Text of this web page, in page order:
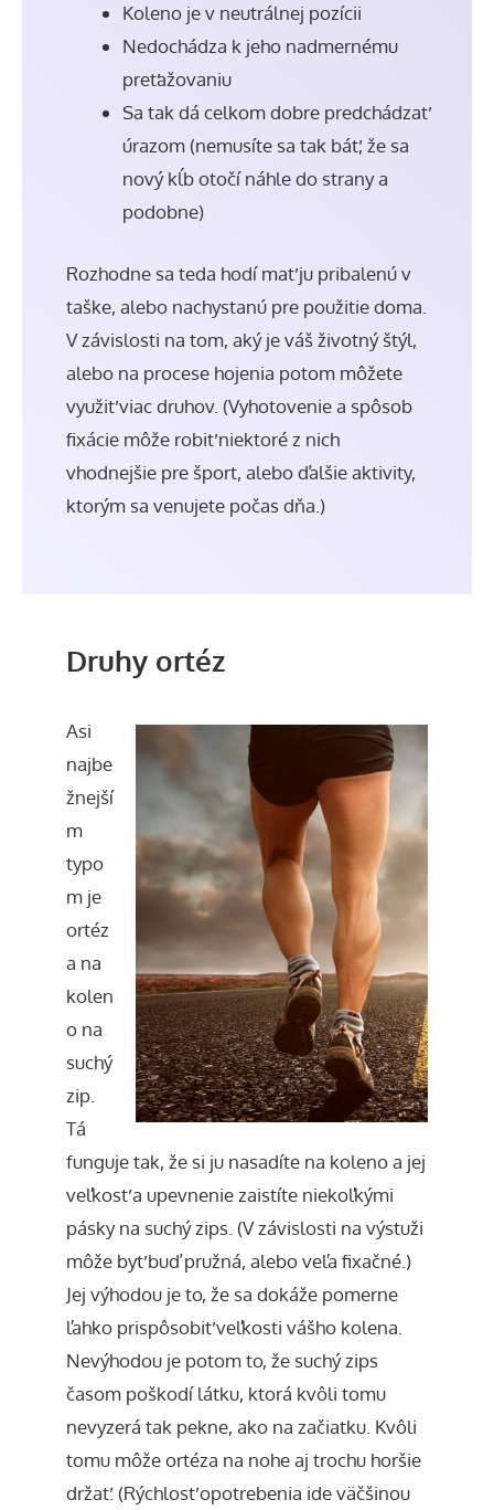
Koleno je v neutrálnej pozícii
Nedochádza k jeho nadmernému
preťažovaniu
Sa tak dá celkom dobre predchádzať
úrazom (nemusíte sa tak báť, že sa
nový kĺb otočí náhle do strany a
podobne)
Rozhodne sa teda hodí mať ju pribalenú v
taške, alebo nachystanú pre použitie doma.
V závislosti na tom, aký je váš životný štýl,
alebo na procese hojenia potom môžete
využiť viac druhov. (Vyhotovenie a spôsob
fixácie môže robiť niektoré z nich
vhodnejšie pre šport, alebo ďalšie aktivity,
ktorým sa venujete počas dňa.)
Druhy ortéz
Asi
najbe
žnejší
m
typo
m je
ortéz
a na
kolen
o na
suchý
zip.
Tá
funguje tak, že si ju nasadíte na koleno a jej
veľkosť a upevnenie zaistíte niekoľkými
pásky na suchý zips. (V závislosti na výstuži
môže byť buď pružná, alebo veľa fixačné.)
Jej výhodou je to, že sa dokáže pomerne
ľahko prispôsobiť veľkosti vášho kolena.
Nevýhodou je potom to, že suchý zips
časom poškodí látku, ktorá kvôli tomu
nevyzerá tak pekne, ako na začiatku. Kvôli
tomu môže ortéza na nohe aj trochu horšie
držať. (Rýchlosť opotrebenia ide väčšinou